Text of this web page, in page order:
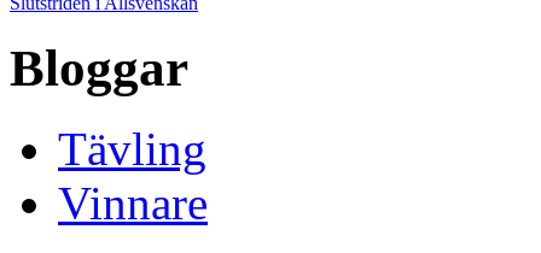
Bloggar
Tävling
Vinnare